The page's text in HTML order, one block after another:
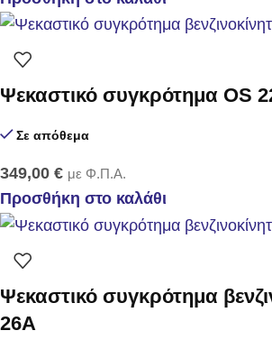
Ψεκαστικό συγκρότημα OS
Σε απόθεμα
349,00 € με Φ.Π.Α.
Προσθήκη στο καλάθι
Ψεκαστικό συγκρότημα
26Α